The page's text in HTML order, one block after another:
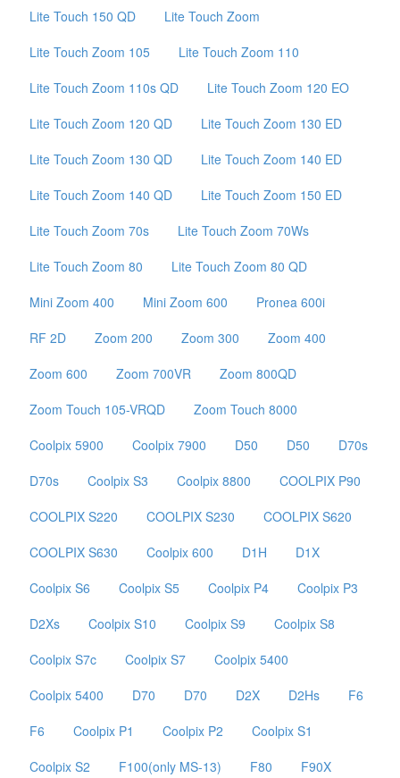
Lite Touch 150 QD
Lite Touch Zoom
Lite Touch Zoom 105
Lite Touch Zoom 110
Lite Touch Zoom 110s QD
Lite Touch Zoom 120 EO
Lite Touch Zoom 120 QD
Lite Touch Zoom 130 ED
Lite Touch Zoom 130 QD
Lite Touch Zoom 140 ED
Lite Touch Zoom 140 QD
Lite Touch Zoom 150 ED
Lite Touch Zoom 70s
Lite Touch Zoom 70Ws
Lite Touch Zoom 80
Lite Touch Zoom 80 QD
Mini Zoom 400
Mini Zoom 600
Pronea 600i
RF 2D
Zoom 200 Zoom 300
Zoom 400
Zoom 600
Zoom 700VR
Zoom 800QD
Zoom Touch 105-VRQD
Zoom Touch 8000
Coolpix 5900
Coolpix 7900 D50 D50
D70s
D70s
Coolpix S3 Coolpix 8800
COOLPIX P90
COOLPIX S220
COOLPIX S230
COOLPIX S620
COOLPIX S630
Coolpix 600 D1H
D1X
Coolpix S6
Coolpix S5 Coolpix P4
Coolpix P3
D2Xs
Coolpix S10 Coolpix S9
Coolpix S8
Coolpix S7c
Coolpix S7
Coolpix 5400
Coolpix 5400
D70 D70 D2X D2Hs
F6
F6
Coolpix P1 Coolpix P2
Coolpix S1
Coolpix S2
F100(only MS-13) F80 F90X